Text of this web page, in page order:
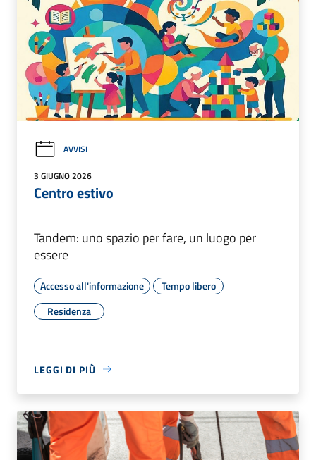
AVVISI
3 GIUGNO 2026
Centro estivo
Tandem: uno spazio per fare, un luogo per
essere
Accesso all'informazione
Tempo libero
Residenza
LEGGI DI PIÙ